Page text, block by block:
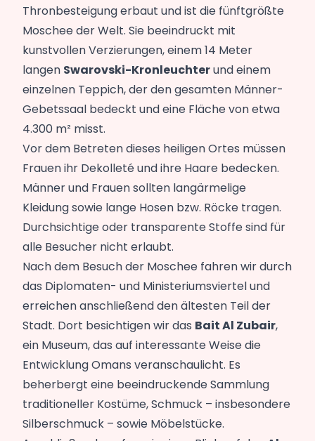
Thronbesteigung erbaut und ist die fünftgrößte
Moschee der Welt. Sie beeindruckt mit
kunstvollen Verzierungen, einem 14 Meter
langen Swarovski-Kronleuchterund einem
einzelnen Teppich, der den gesamten Männer-
Gebetssaal bedeckt und eine Fläche von etwa
4.300 m² misst.
Vor dem Betreten dieses heiligen Ortes müssen
Frauen ihr Dekolleté und ihre Haare bedecken.
Männer und Frauen sollten langärmelige
Kleidung sowie lange Hosen bzw. Röcke tragen.
Durchsichtige oder transparente Stoffe sind für
alle Besucher nicht erlaubt.
Nach dem Besuch der Moschee fahren wir durch
das Diplomaten- und Ministeriumsviertel und
erreichen anschließend den ältesten Teil der
Stadt. Dort besichtigen wir das Bait Al Zubair,
ein Museum, das auf interessante Weise die
Entwicklung Omans veranschaulicht. Es
beherbergt eine beeindruckende Sammlung
traditioneller Kostüme, Schmuck – insbesondere
Silberschmuck – sowie Möbelstücke.